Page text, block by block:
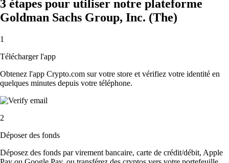
3 étapes pour utiliser notre plateforme
Goldman Sachs Group, Inc. (The)
1
Télécharger l'app
Obtenez l'app Crypto.com sur votre store et vérifiez votre identité en
quelques minutes depuis votre téléphone.
2
Déposer des fonds
Déposez des fonds par virement bancaire, carte de crédit/débit, Apple